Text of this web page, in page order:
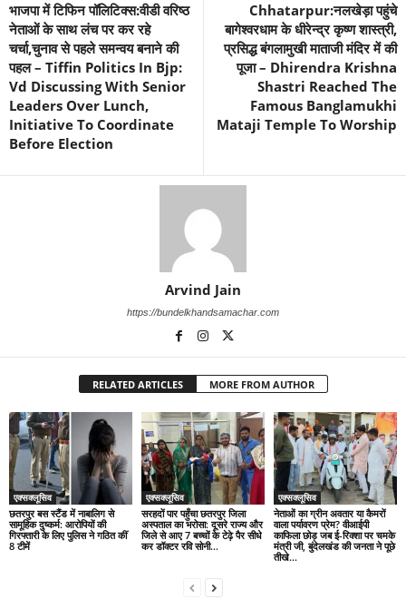
भाजपा में टिफिन पॉलिटिक्स:वीडी वरिष्ठ
नेताओं के साथ लंच पर कर रहे
चर्चा,चुनाव से पहले समन्वय बनाने की
पहल – Tiffin Politics In Bjp:
Vd Discussing With Senior
Leaders Over Lunch,
Initiative To Coordinate
Before Election
Chhatarpur:नलखेड़ा पहुंचे
बागेश्वरधाम के धीरेन्द्र कृष्ण शास्त्री,
प्रसिद्ध बंगलामुखी माताजी मंदिर में की
पूजा – Dhirendra Krishna
Shastri Reached The
Famous Banglamukhi
Mataji Temple To Worship
Arvind Jain
https://bundelkhandsamachar.com
RELATED ARTICLES MORE FROM AUTHOR
एक्सक्लूसिव
छतरपुर बस स्टैंड में नाबालिग से
सामूहिक दुष्कर्म: आरोपियों की
गिरफ्तारी के लिए पुलिस ने गठित कीं
8 टीमें
एक्सक्लूसिव
सरहदों पार पहुँचा छतरपुर जिला
अस्पताल का भरोसा: दूसरे राज्य और
जिले से आए 7 बच्चों के टेढ़े पैर सीधे
कर डॉक्टर रवि सोनी...
एक्सक्लूसिव
नेताओं का ग्रीन अवतार या कैमरों
वाला पर्यावरण प्रेम? वीआईपी
काफिला छोड़ जब ई-रिक्शा पर चमके
मंत्री जी, बुंदेलखंड की जनता ने पूछे
तीखे...